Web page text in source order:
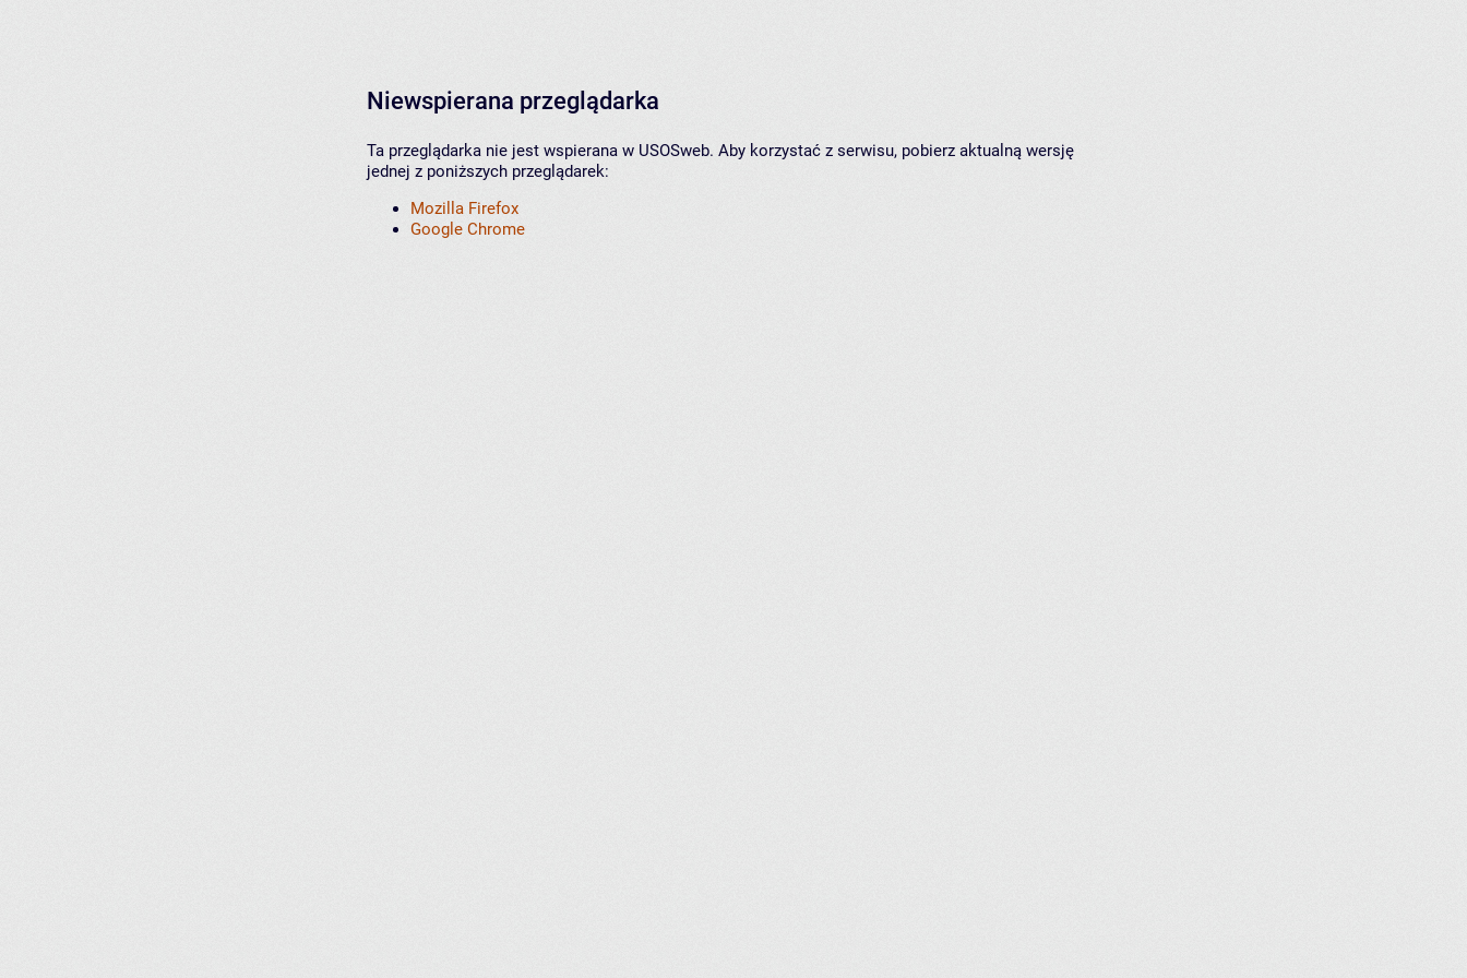
Niewspierana przeglądarka
Ta przeglądarka nie jest wspierana w USOSweb. Aby korzystać z serwisu, pobierz aktualną wersję
jednej z poniższych przeglądarek:
Mozilla Firefox
Google Chrome